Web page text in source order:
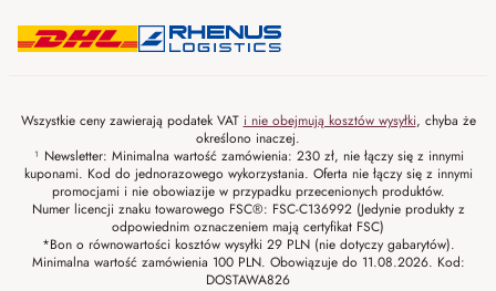
Wszystkie ceny zawierają podatek VAT i nie obejmują kosztów wysyłki, chyba że
określono inaczej.
¹ Newsletter: Minimalna wartość zamówienia: 230 zł, nie łączy się z innymi
kuponami. Kod do jednorazowego wykorzystania. Oferta nie łączy się z innymi
promocjami i nie obowiazije w przypadku przecenionych produktów.
Numer licencji znaku towarowego FSC®: FSC-C136992 (Jedynie produkty z
odpowiednim oznaczeniem mają certyfikat FSC)
*Bon o równowartości kosztów wysyłki 29 PLN (nie dotyczy gabarytów).
Minimalna wartość zamówienia 100 PLN. Obowiązuje do 11.08.2026. Kod:
DOSTAWA826